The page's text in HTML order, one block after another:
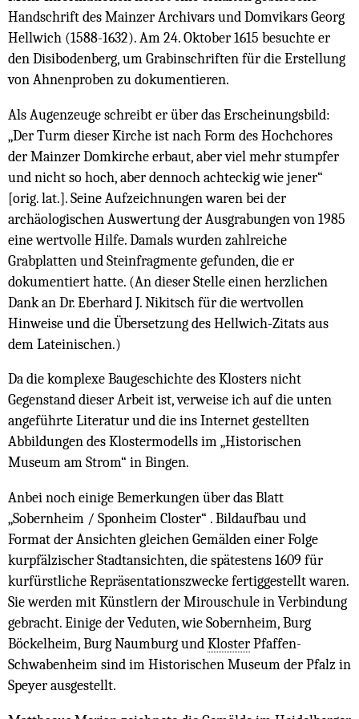
Handschrift des Mainzer Archivars und Domvikars Georg
Hellwich (1588-1632). Am 24. Oktober 1615 besuchte er
den Disibodenberg, um Grabinschriften für die Erstellung
von Ahnenproben zu dokumentieren.
Als Augenzeuge schreibt er über das Erscheinungsbild:
„Der Turm dieser Kirche ist nach Form des Hochchores
der Mainzer Domkirche erbaut, aber viel mehr stumpfer
und nicht so hoch, aber dennoch achteckig wie jener“
[orig. lat.]. Seine Aufzeichnungen waren bei der
archäologischen Auswertung der Ausgrabungen von 1985
eine wertvolle Hilfe. Damals wurden zahlreiche
Grabplatten und Steinfragmente gefunden, die er
dokumentiert hatte. (An dieser Stelle einen herzlichen
Dank an Dr. Eberhard J. Nikitsch für die wertvollen
Hinweise und die Übersetzung des Hellwich-Zitats aus
dem Lateinischen.)
Da die komplexe Baugeschichte des Klosters nicht
Gegenstand dieser Arbeit ist, verweise ich auf die unten
angeführte Literatur und die ins Internet gestellten
Abbildungen des Klostermodells im „Historischen
Museum am Strom“ in Bingen.
Anbei noch einige Bemerkungen über das Blatt
„Sobernheim / Sponheim Closter“ . Bildaufbau und
Format der Ansichten gleichen Gemälden einer Folge
kurpfälzischer Stadtansichten, die spätestens 1609 für
kurfürstliche Repräsentationszwecke fertiggestellt waren.
Sie werden mit Künstlern der Mirouschule in Verbindung
gebracht. Einige der Veduten, wie Sobernheim, Burg
Böckelheim, Burg Naumburg und Kloster Pfaffen-
Schwabenheim sind im Historischen Museum der Pfalz in
Speyer ausgestellt.